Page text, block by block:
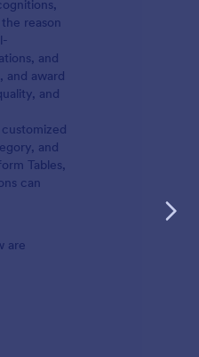
reason
and
and award
and
and
Tables,
can
are